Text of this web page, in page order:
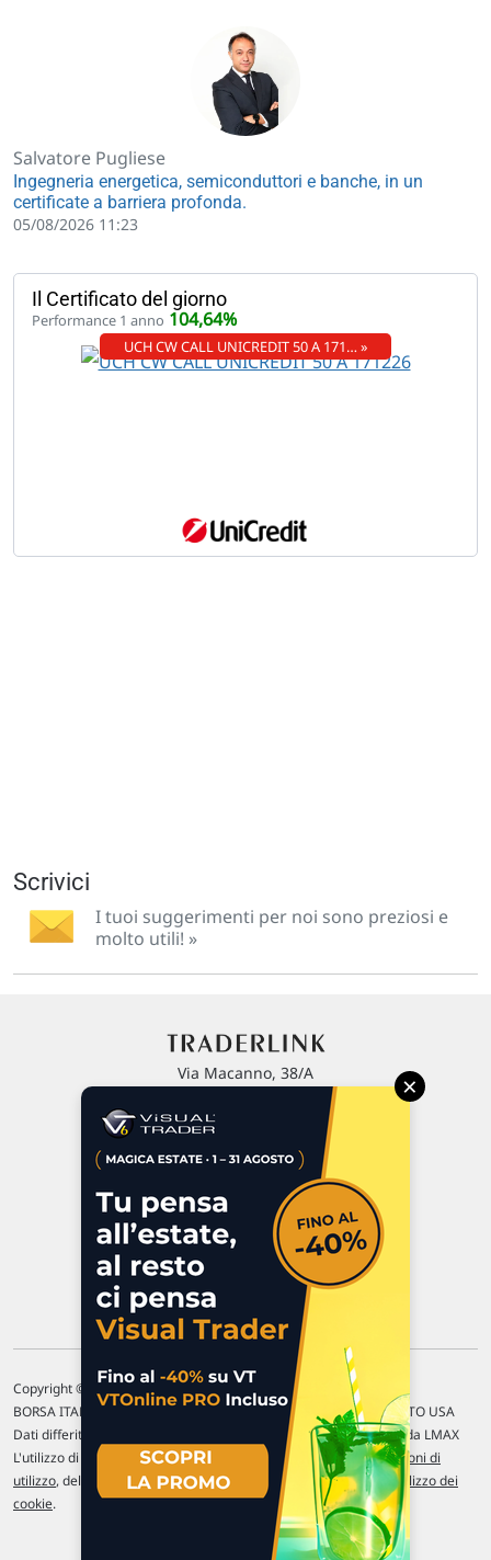
Salvatore Pugliese
Ingegneria energetica, semiconduttori e banche, in un
certificate a barriera profonda.
05/08/2026 11:23
Il Certificato del giorno
Performance 1 anno 104,64%
UCH CW CALL UNICREDIT 50 A 171… »
Scrivici
I tuoi suggerimenti per noi sono preziosi e
molto utili! »
Via Macanno, 38/A
P.IVA 02 452 460 401
Commenti e segnalazioni
Contattaci
Copyright © 1996-2026 Traderlink Italia s.r.l.
BORSA ITALIANA Quotazioni di borsa differite di 15 min. / MERCATO USA
Dati differiti di 15 min. (fonte Intrinio) / FOREX Quotazioni fornite da LMAX
L'utilizzo di questo sito implica l'accettazione delle nostre Condizioni di
utilizzo, del Disclaimer MAR, dellePolitiche sulla privacye dell' Utilizzo dei
cookie.
×